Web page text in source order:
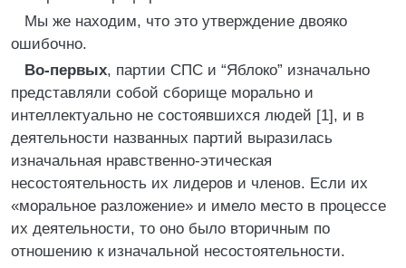
Мы же находим, что это утверждение двояко
ошибочно.
Во-первых, партии СПС и “Яблоко” изначально
представляли собой сборище морально и
интеллектуально не состоявшихся людей [1], и в
деятельности названных партий выразилась
изначальная нравственно-этическая
несостоятельность их лидеров и членов. Если их
«моральное разложение» и имело место в процессе
их деятельности, то оно было вторичным по
отношению к изначальной несостоятельности.